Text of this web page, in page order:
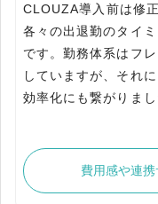
CLOUZA導入前は修
各々の出退勤のタイ
です。勤務体系はフ
していますが、それ
効率化にも繋がりまし
費用感や連